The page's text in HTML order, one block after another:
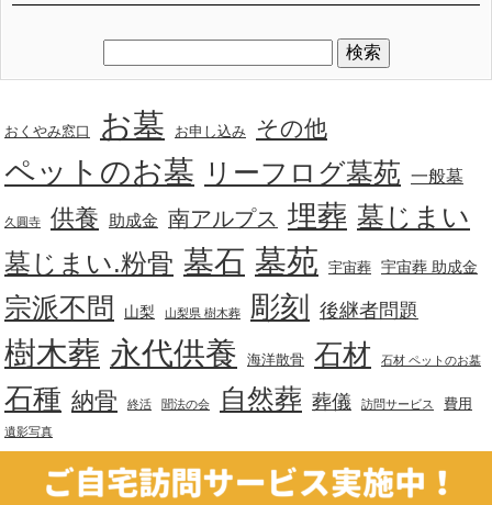
おくやみ窓口 お墓 お申し込み その他
ペットのお墓 リーフログ墓苑 一般墓
久圓寺 供養 助成金 南アルプス 埋葬 墓じまい
墓じまい.粉骨 墓石 墓苑 宇宙葬 宇宙葬 助成金
宗派不問 山梨 山梨県 樹木葬 彫刻 後継者問題
樹木葬 永代供養 海洋散骨 石材 石材 ペットのお墓
石種 納骨 終活 聞法の会 自然葬 葬儀 訪問サービス 費用
遺影写真